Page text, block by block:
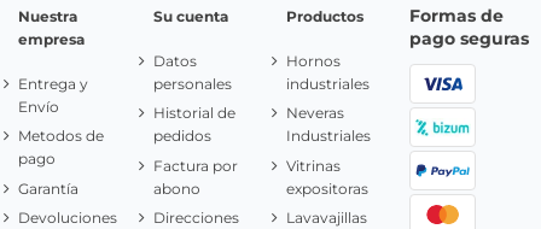
Nuestra
empresa
Entrega y
Envío
Metodos de
pago
Garantía
Devoluciones
Su cuenta
Datos
personales
Historial de
pedidos
Factura por
abono
Direcciones
Productos
Hornos
industriales
Neveras
Industriales
Vitrinas
expositoras
Lavavajillas
Formas de
pago seguras